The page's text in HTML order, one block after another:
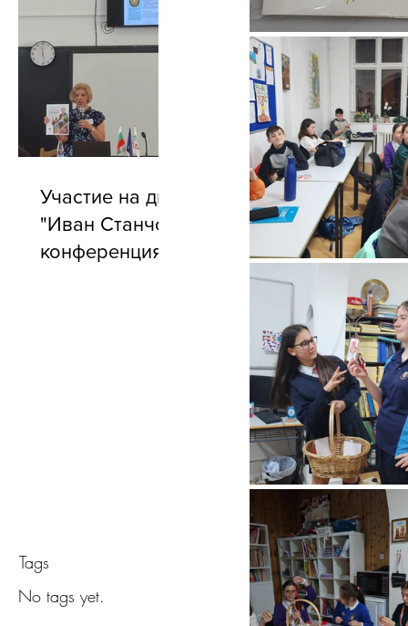
Участие на директора на БУ
"Иван Станчов" в годишната
конференция на АБУЧ
Обява
в
Tags
No tags yet.